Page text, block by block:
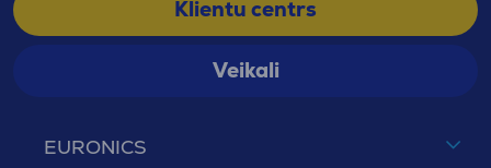
EURONICS
Klientu centrs
Veikali